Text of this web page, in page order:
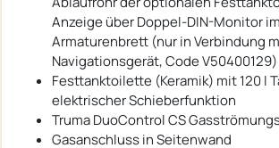
Anzeige über Doppel-DIN-Monitor im
Armaturenbrett (nur in Verbindung
Navigationsgerät, Code V50400129)
Festtanktoilette (Keramik) mit 120 l
elektrischer Schieberfunktion
Truma DuoControl CS
Gasanschluss in Seitenwand